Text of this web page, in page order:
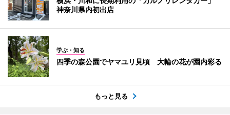
神奈川県内初出店
学ぶ・知る
四季の森公園でヤマユリ見頃 大輪の花が園内彩る
もっと見る